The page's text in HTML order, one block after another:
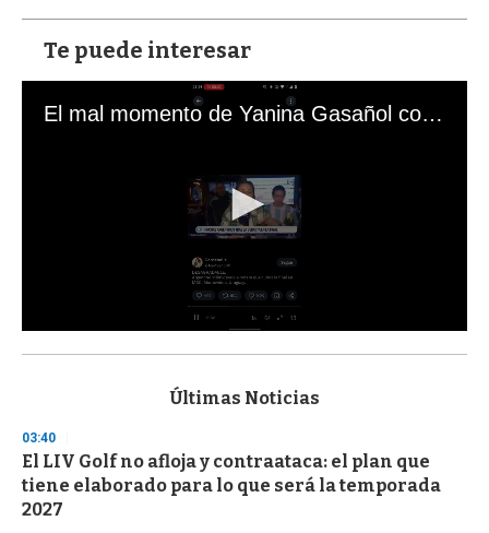
Te puede interesar
El mal momento de Yanina Gasañol con un hincha argentino en "Subrayado"
s
d
s
o
f
3
Últimas Noticias
03:40
El LIV Golf no afloja y contraataca: el plan que
tiene elaborado para lo que será la temporada
2027